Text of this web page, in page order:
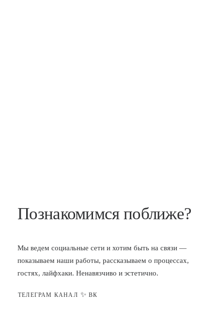
Познакомимся поближе?
Мы ведем социальные сети и хотим быть на связи —
показываем наши работы, рассказываем о процессах,
гостях, лайфхаки. Ненавязчиво и эстетично.
ТЕЛЕГРАМ КАНАЛ ✨ ВК